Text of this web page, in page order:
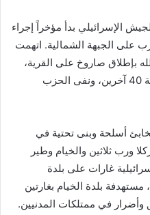
الإسرائيلي بدأ مؤخراً إجراء
على الجبهة الشمالية. اتهمت
بإطلاق صاروخ على القرية،
مما أدى إلى مقتل 12 شخصا وإصابة 40 آخرين، ونفى الحزب
أسلحة وبنى تحتية في
ورب ثلاثين والخيام وطير
غارات على بلدة
بلدة الخيام بغارتين
وأضرار في ممتلكات المدنيين.